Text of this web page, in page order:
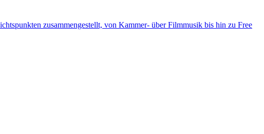
zusammengestellt, von Kammer- über Filmmusik bis hin zu Free